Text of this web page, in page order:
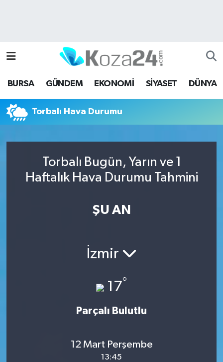
BURSA GÜNDEM EKONOMİ SİYASET DÜNYA
Torbalı Hava Durumu
Torbalı Bugün, Yarın ve 1
Haftalık Hava Durumu Tahmini
ŞU AN
İzmir
17°
Parçalı Bulutlu
12 Mart Perşembe
13:45
Bursa Hava Durumu
Bursa Namaz Vakitleri
Bursa Trafik Yoğunluk Haritası
Tüm Manşetler